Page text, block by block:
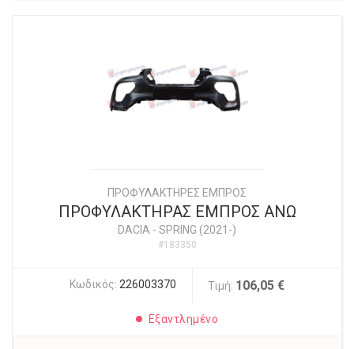
ΠΡΟΦΥΛΑΚΤΗΡΕΣ ΕΜΠΡΟΣ
ΠΡΟΦΥΛΑΚΤΗΡΑΣ ΕΜΠΡΟΣ ΑΝΩ
DACIA - SPRING (2021-)
#183350
Κωδικός: 226003370 Τιμή: 106,05 €
Εξαντλημένο